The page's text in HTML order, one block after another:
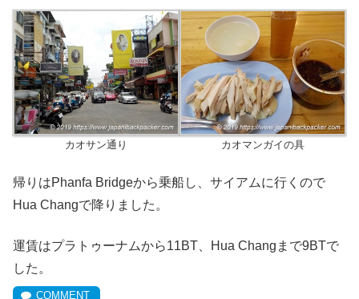
カオサン通り カオマンガイの具
帰りはPhanfa Bridgeから乗船し、サイアムに行くので
Hua Changで降りました。
運賃はプラトゥーナムから11BT、Hua Changまで9BTで
した。